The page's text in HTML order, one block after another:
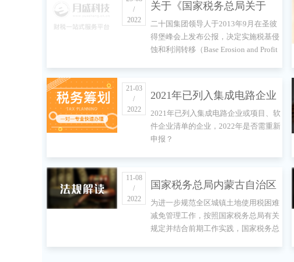
/
2022
关于《国家税务总局关于
〈实施税收协定相关措施以
防止税基侵蚀和利润转移的
部分税收协定开始适用的公
告》的解读
二十国集团领导人于2013年9月在圣彼
得堡峰会上发布公报，决定实施税基侵
蚀和利润转移（Base Erosion and Profit
推进该项工作
21-03
/
2022
2021年已列入集成电路企业
或项目、软件企业清单的企
业，2022年是否需重新申
2021年已列入集成电路企业或项目、软
件企业清单的企业，2022年是否需重新
申报？
11-08
/
2022
国家税务总局内蒙古自治区
税务局关于发布《城镇土地
使用税困难减免管理办法》
为进一步规范全区城镇土地使用税困难
减免管理工作，按照国家税务总局有关
规定并结合前期工作实践，国家税务总